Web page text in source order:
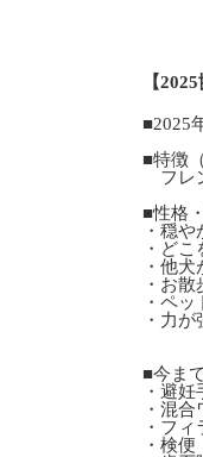
【
■2025
■特徴
フレ
■性格
・穏
・ど
・他
・お
・ペ
・力
■今ま
・避妊
・混
・フ
・検便